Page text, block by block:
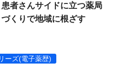
患者さんサイドに立つ薬局
づくりで地域に根ざす
ーズ(電子薬歴)